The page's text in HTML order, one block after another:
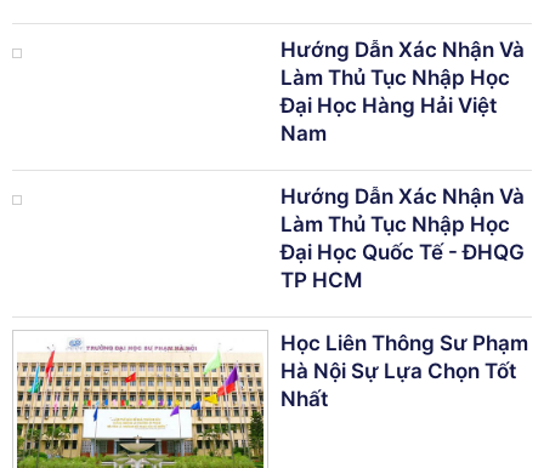
Hướng Dẫn Xác Nhận Và
Làm Thủ Tục Nhập Học
Đại Học Hàng Hải Việt
Nam
Hướng Dẫn Xác Nhận Và
Làm Thủ Tục Nhập Học
Đại Học Quốc Tế - ĐHQG
TP HCM
Học Liên Thông Sư Phạm
Hà Nội Sự Lựa Chọn Tốt
Nhất